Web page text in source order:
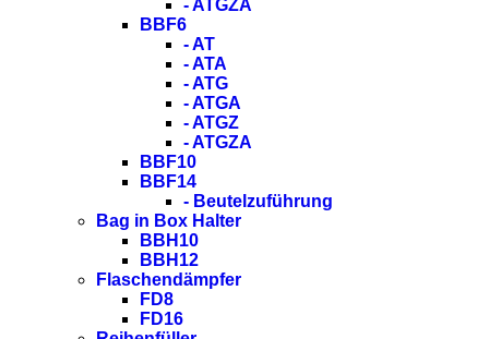
- ATGZA
BBF6
- AT
- ATA
- ATG
- ATGA
- ATGZ
- ATGZA
BBF10
BBF14
- Beutelzuführung
Bag in Box Halter
BBH10
BBH12
Flaschendämpfer
FD8
FD16